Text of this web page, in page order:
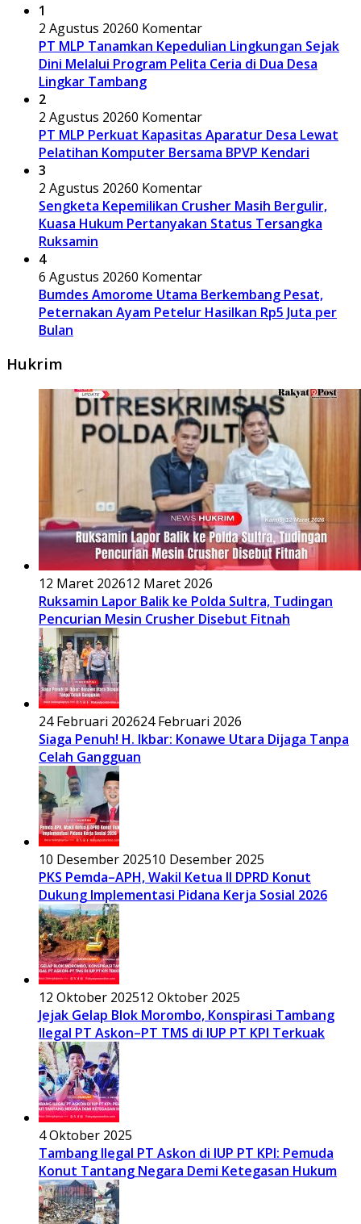
1
2 Agustus 20260 Komentar
PT MLP Tanamkan Kepedulian Lingkungan Sejak
Dini Melalui Program Pelita Ceria di Dua Desa
Lingkar Tambang
2
2 Agustus 20260 Komentar
PT MLP Perkuat Kapasitas Aparatur Desa Lewat
Pelatihan Komputer Bersama BPVP Kendari
3
2 Agustus 20260 Komentar
Sengketa Kepemilikan Crusher Masih Bergulir,
Kuasa Hukum Pertanyakan Status Tersangka
Ruksamin
4
6 Agustus 20260 Komentar
Bumdes Amorome Utama Berkembang Pesat,
Peternakan Ayam Petelur Hasilkan Rp5 Juta per
Bulan
Hukrim
12 Maret 202612 Maret 2026
Ruksamin Lapor Balik ke Polda Sultra, Tudingan
Pencurian Mesin Crusher Disebut Fitnah
24 Februari 202624 Februari 2026
Siaga Penuh! H. Ikbar: Konawe Utara Dijaga Tanpa
Celah Gangguan
10 Desember 202510 Desember 2025
PKS Pemda–APH, Wakil Ketua II DPRD Konut
Dukung Implementasi Pidana Kerja Sosial 2026
12 Oktober 202512 Oktober 2025
Jejak Gelap Blok Morombo, Konspirasi Tambang
Ilegal PT Askon–PT TMS di IUP PT KPI Terkuak
4 Oktober 2025
Tambang Ilegal PT Askon di IUP PT KPI: Pemuda
Konut Tantang Negara Demi Ketegasan Hukum